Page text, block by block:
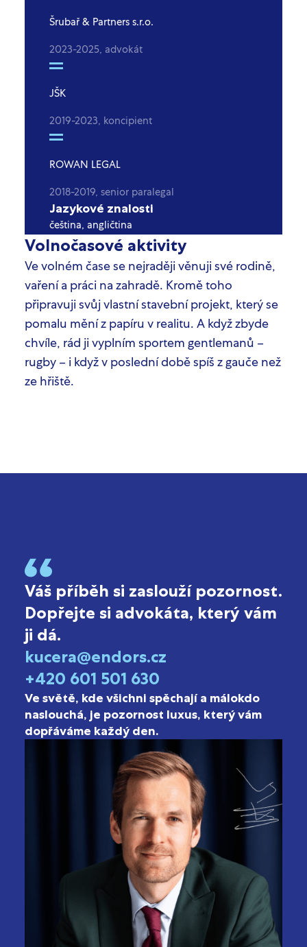
Šrubař & Partners s.r.o.
2023-2025, advokát
JŠK
2019-2023, koncipient
ROWAN LEGAL
2018-2019, senior paralegal
Jazykové znalosti
čeština, angličtina
Volnočasové aktivity
Ve volném čase se nejraději věnuji své rodině,
vaření a práci na zahradě. Kromě toho
připravuji svůj vlastní stavební projekt, který se
pomalu mění z papíru v realitu. A když zbyde
chvíle, rád ji vyplním sportem gentlemanů –
rugby – i když v poslední době spíš z gauče než
ze hřiště.
Váš příběh si zaslouží pozornost.
Dopřejte si advokáta, který vám
ji dá.
kucera@endors.cz
+420 601 501 630
Ve světě, kde všichni spěchají a málokdo
naslouchá, je pozornost luxus, který vám
dopřáváme každý den.